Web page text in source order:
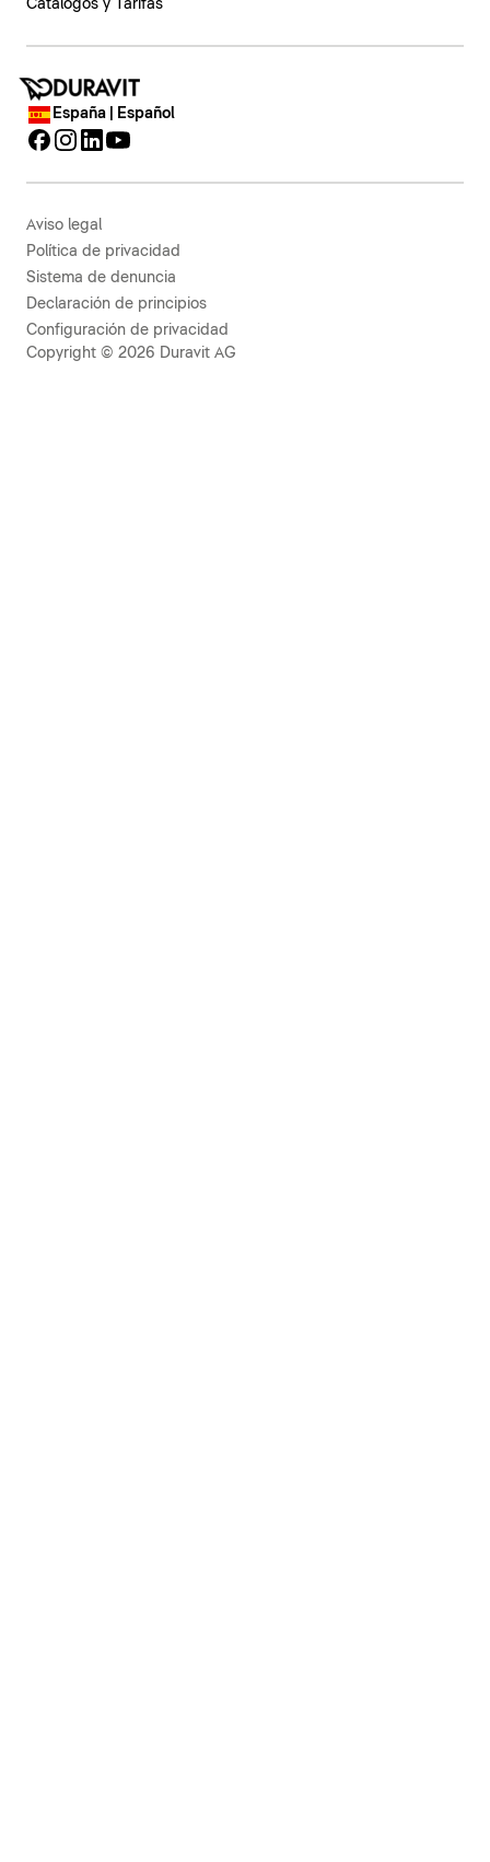
Catálogos y Tarifas
España | Español
Aviso legal
Política de privacidad
Sistema de denuncia
Declaración de principios
Configuración de privacidad
Copyright © 2026 Duravit AG